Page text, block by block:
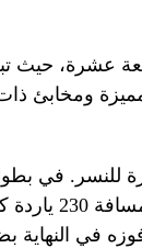
مميزة ومخابئ
جينيشيرو
في